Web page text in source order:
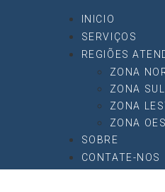
INICIO
SERVIÇOS
REGIÕES
ZONA
ZONA SUL
ZONA
ZONA
SOBRE
CONTATE-NOS